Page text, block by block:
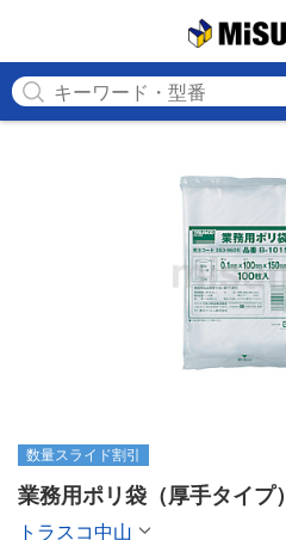
数量スライド割引
業務用ポリ袋（厚手タイプ）
トラスコ中山